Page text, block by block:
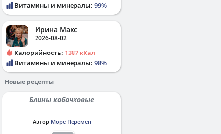
Витамины и минералы: 99%
Ирина Макс
2026-08-02
Калорийность: 1387 кКал
Витамины и минералы: 98%
Новые рецепты
Блины кабачковые
Автор Море Перемен